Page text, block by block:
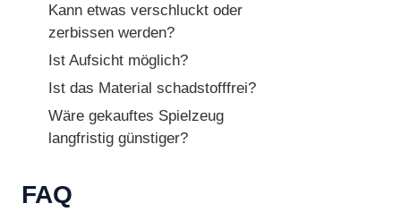
Kann etwas verschluckt oder
zerbissen werden?
Ist Aufsicht möglich?
Ist das Material schadstofffrei?
Wäre gekauftes Spielzeug
langfristig günstiger?
FAQ